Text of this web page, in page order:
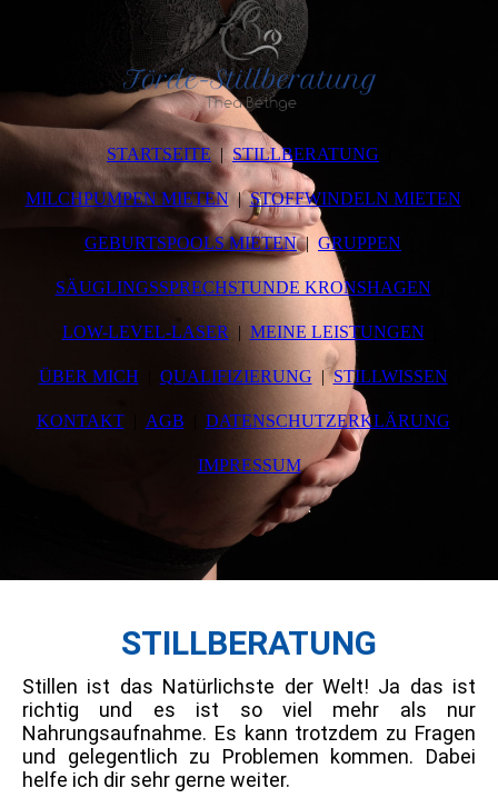
STARTSEITE STILLBERATUNG
MILCHPUMPEN MIETEN STOFFWINDELN MIETEN
GEBURTSPOOLS MIETEN GRUPPEN
SÄUGLINGSSPRECHSTUNDE KRONSHAGEN
LOW-LEVEL-LASER MEINE LEISTUNGEN
ÜBER MICH QUALIFIZIERUNG STILLWISSEN
KONTAKT AGB DATENSCHUTZERKLÄRUNG
IMPRESSUM
STILLBERATUNG
Stillen ist das Natürlichste der Welt! Ja das ist
richtig und es ist so viel mehr als nur
Nahrungsaufnahme. Es kann trotzdem zu Fragen
und gelegentlich zu Problemen kommen. Dabei
helfe ich dir sehr gerne weiter.